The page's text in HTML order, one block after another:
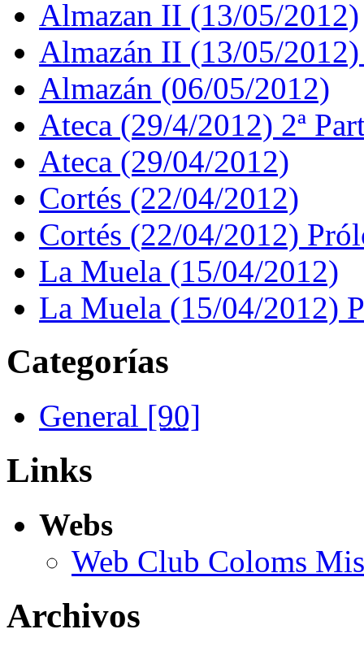
Almazan II (13/05/2012)
Almazán II (13/05/
Almazán (06/05/2012)
Ateca (29/4/2012) 2ª
Ateca (29/04/2012)
Cortés (22/04/2012)
Cortés (22/04/2012)
La Muela (15/04/2012)
La Muela (15/04/2012)
Categorías
General [90]
Links
Webs
Web Club Coloms
Archivos